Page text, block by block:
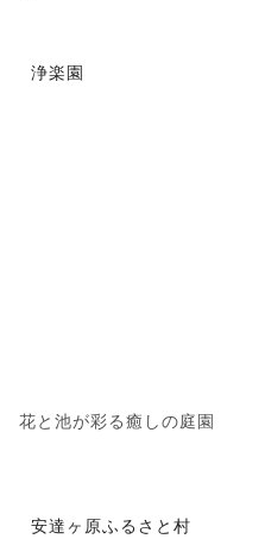
浄楽園
花と池が彩る癒しの庭園
安達ヶ原ふるさと村